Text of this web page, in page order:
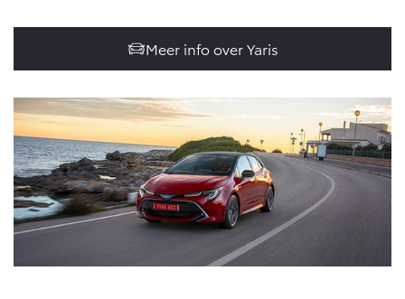
WATERSTOF-ELEKTRISCH
Vanaf € 76.695,-
OOK ALS BATTERIJ-
Vanaf € 27.945,-
Meer info over Yaris